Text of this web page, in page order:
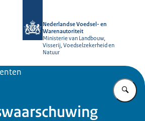
Nederlandse Voedsel- en
Warenautoriteit
Ministerie van Landbouw,
Visserij, Voedselzekerheid en
Natuur